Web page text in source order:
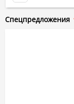
Спецпредложения